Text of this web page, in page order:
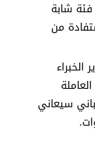
شابة
من
الخبراء
سيعاني